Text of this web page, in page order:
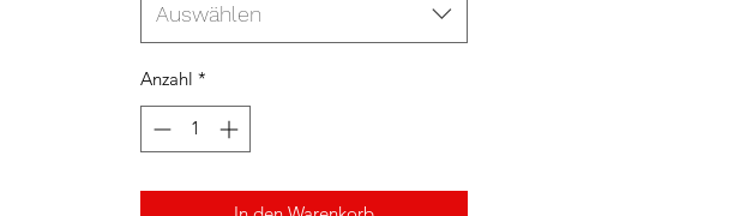
Auswählen
Anzahl *